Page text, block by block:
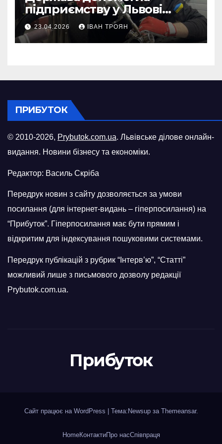
підприємству у Львові
відновити виробничі
потужності після атаки
російського БПЛА
23.04.2026 ІВАН ТРОЯН
ПРИБУТОК
© 2010-2026, Prybutok.com.ua. Львівське ділове онлайн-
видання. Новини бізнесу та економіки.
Редактор: Василь Скріба
Передрук новин з сайту дозволяється за умови
посилання (для інтернет-видань – гіперпосилання) на
“Прибуток”. Гіперпосилання має бути прямим і
відкритим для індексування пошуковими системами.
Передрук публікацій з рубрик “Інтерв’ю”, “Статті”
можливий лише з письмового дозволу редакції
Prybutok.com.ua.
Прибуток
Сайт працює на WordPress Тема:Newsup за Themeansar.
HomeКонтактиПро насСпівпраця